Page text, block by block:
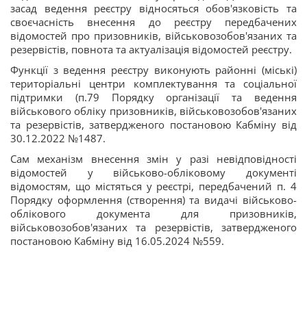
засад ведення реєстру відносяться обов'язковість та
своєчасність внесення до реєстру передбачених
відомостей про призовників, військовозобов'язаних та
резервістів, повнота та актуалізація відомостей реєстру.
Функції з ведення реєстру виконують районні (міські)
територіальні центри комплектування та соціальної
підтримки (п.79 Порядку організації та ведення
військового обліку призовників, військовозобов'язаних
та резервістів, затвердженого постановою Кабміну від
30.12.2022 №1487.
Сам механізм внесення змін у разі невідповідності
відомостей у військово-обліковому документі
відомостям, що містяться у реєстрі, передбачений п. 4
Порядку оформлення (створення) та видачі військово-
облікового документа для призовників,
військовозобов'язаних та резервістів, затвердженого
постановою Кабміну від 16.05.2024 №559.